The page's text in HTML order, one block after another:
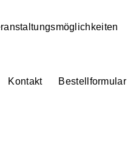
Kontakt Bestellformular